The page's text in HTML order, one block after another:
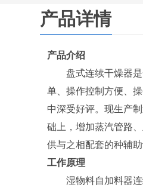
产品详情
产品介绍
盘式连续干燥器是
单、操作控制方便、
中深受好评。现生产
础上，增加蒸汽管路
供与之相配套的种辅
工作原理
湿物料自加料器连